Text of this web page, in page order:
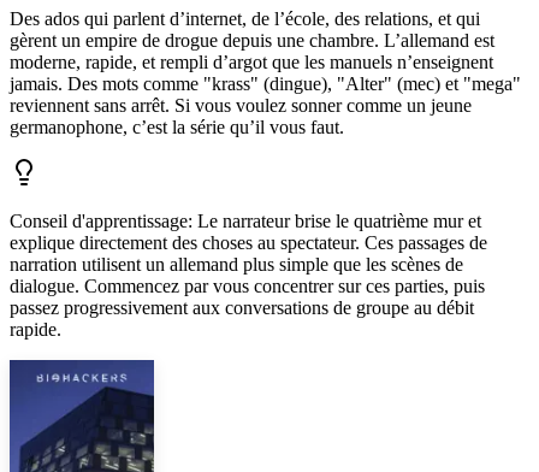
Des ados qui parlent d’internet, de l’école, des relations, et qui
gèrent un empire de drogue depuis une chambre. L’allemand est
moderne, rapide, et rempli d’argot que les manuels n’enseignent
jamais. Des mots comme "krass" (dingue), "Alter" (mec) et "mega"
reviennent sans arrêt. Si vous voulez sonner comme un jeune
germanophone, c’est la série qu’il vous faut.
Conseil d'apprentissage: Le narrateur brise le quatrième mur et
explique directement des choses au spectateur. Ces passages de
narration utilisent un allemand plus simple que les scènes de
dialogue. Commencez par vous concentrer sur ces parties, puis
passez progressivement aux conversations de groupe au débit
rapide.